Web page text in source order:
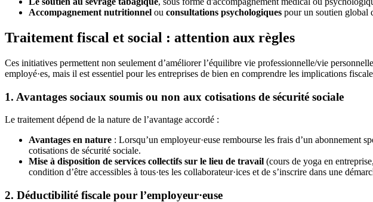
Accompagnement nutritionnel ou consultations psychologiques pour un soutien global
Traitement fiscal et social : attention aux règles
Ces initiatives permettent non seulement d’améliorer l’équilibre vie professionnelle/vie
employé·es, mais il est essentiel pour les entreprises de bien en comprendre les implications
1. Avantages sociaux soumis ou non aux cotisations de sécurité sociale
Le traitement dépend de la nature de l’avantage accordé :
Avantages en nature : Lorsqu’un employeur·euse rembourse les frais d’un abonnement
cotisations de sécurité sociale.
Mise à disposition de services collectifs sur le lieu de travail (cours de yoga en
condition d’être accessibles à tous·tes les collaborateur·ices et de s’inscrire dans une
2. Déductibilité fiscale pour l’employeur·euse